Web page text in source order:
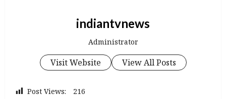
indiantvnews
Administrator
Visit Website View All Posts
Post Views: 216